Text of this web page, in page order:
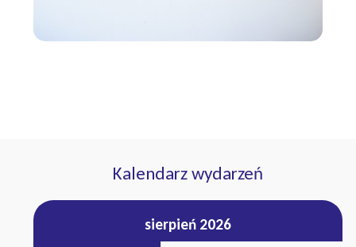
Kalendarz wydarzeń
sierpień 2026